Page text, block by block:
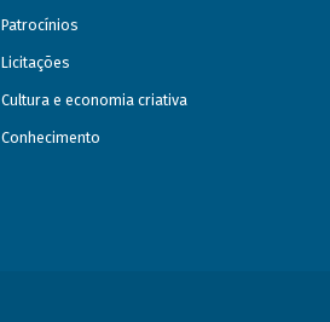
Patrocínios
Licitações
Cultura e economia criativa
Conhecimento